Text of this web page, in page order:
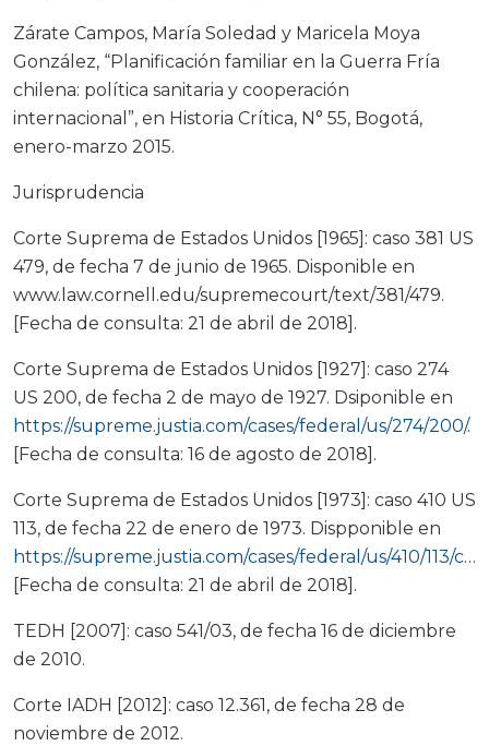
Zárate Campos, María Soledad y Maricela Moya
González, “Planificación familiar en la Guerra Fría
chilena: política sanitaria y cooperación
internacional”, en Historia Crítica, N° 55, Bogotá,
enero-marzo 2015.
Jurisprudencia
Corte Suprema de Estados Unidos [1965]: caso 381 US
479, de fecha 7 de junio de 1965. Disponible en
www.law.cornell.edu/supremecourt/text/381/479.
[Fecha de consulta: 21 de abril de 2018].
Corte Suprema de Estados Unidos [1927]: caso 274
US 200, de fecha 2 de mayo de 1927. Dsiponible en
https://supreme.justia.com/cases/federal/us/274/200/.
[Fecha de consulta: 16 de agosto de 2018].
Corte Suprema de Estados Unidos [1973]: caso 410 US
113, de fecha 22 de enero de 1973. Dispponible en
https://supreme.justia.com/cases/federal/us/410/113/case.html
[Fecha de consulta: 21 de abril de 2018].
TEDH [2007]: caso 541/03, de fecha 16 de diciembre
de 2010.
Corte IADH [2012]: caso 12.361, de fecha 28 de
noviembre de 2012.